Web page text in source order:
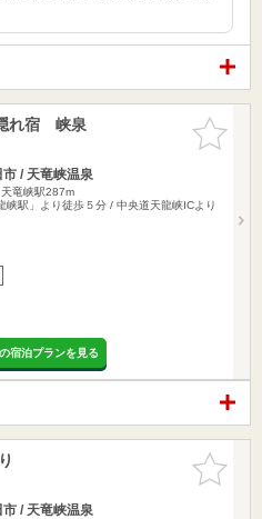
お気に入
りに追加
れ宿 峡泉
/ 天竜峡温泉
天竜峡駅287m
峡駅」より徒歩５分 / 中央道天龍峡ICより
宿泊プランを見る
お気に入
りに追加
/ 天竜峡温泉